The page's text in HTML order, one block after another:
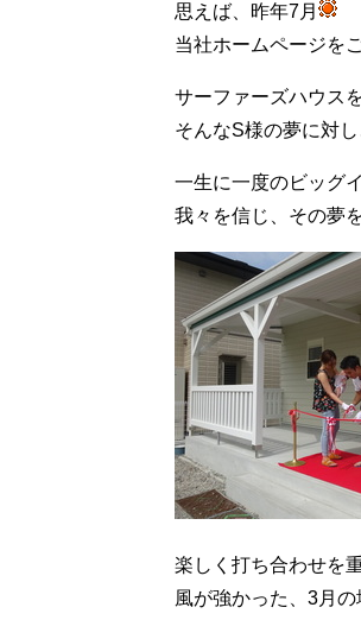
思えば、昨年7月
当社ホームページを
サーファーズハウス
そんなS様の夢に対
一生に一度のビッグ
我々を信じ、その夢
楽しく打ち合わせを
風が強かった、3月の